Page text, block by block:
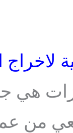
لاخراج
هي
من